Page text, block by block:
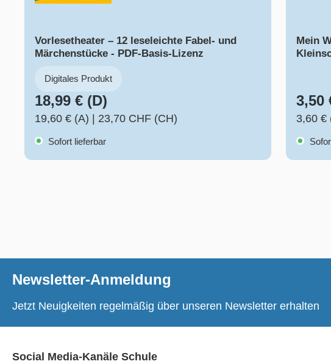
Vorlesetheater – 12 leseleichte Fabel- und
Märchenstücke - PDF-Basis-Lizenz
Digitales Produkt
18,99 € (D)
19,60 € (A) 23,70 CHF (CH)
Sofort lieferbar
Mein
3,50
3,60 €
Newsletter-Anmeldung
Jetzt Neuigkeiten regelmäßig über unseren Newsletter erhalten
Social Media-Kanäle Schule